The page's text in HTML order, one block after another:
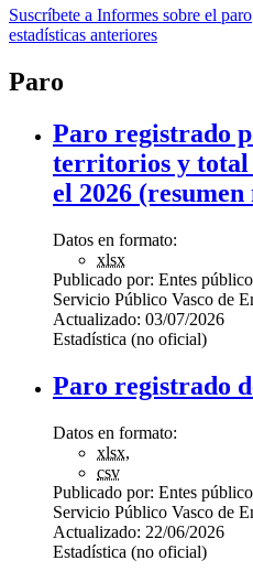
Suscríbete a Informes sobre el paro
estadísticas anteriores
Paro
Paro registrado
territorios y total
el 2026 (resumen
Datos en formato:
xlsx
Publicado por: Entes
Servicio Público Vasco de
Actualizado: 03/07/2026
Estadística (no oficial)
Paro registrado
Datos en formato:
xlsx,
csv
Publicado por: Entes
Servicio Público Vasco de
Actualizado: 22/06/2026
Estadística (no oficial)